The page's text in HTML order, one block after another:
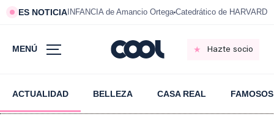
ES NOTICIA INFANCIA de Amancio Ortega Catedrático de HARVARD
MENÚ Hazte socio
ACTUALIDAD BELLEZA CASA REAL FAMOSOS